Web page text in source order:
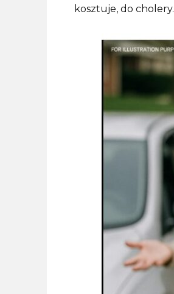
kosztuje, do cholery.